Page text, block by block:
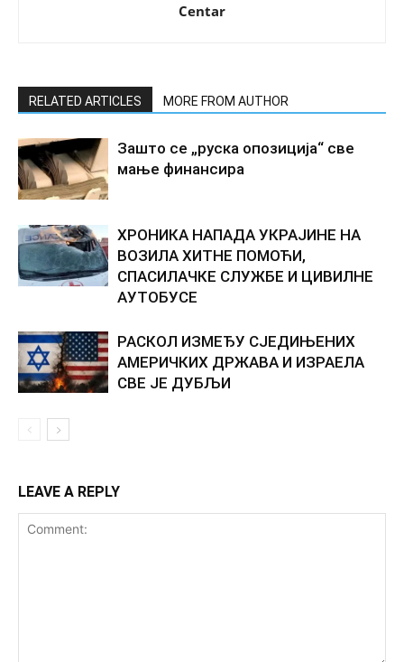
Centar
RELATED ARTICLES MORE FROM AUTHOR
Зашто се „руска опозиција“ све
мање финансира
ХРОНИКА НАПАДА УКРАЈИНЕ НА
ВОЗИЛА ХИТНЕ ПОМОЋИ,
СПАСИЛАЧКЕ СЛУЖБЕ И ЦИВИЛНЕ
АУТОБУСЕ
РАСКОЛ ИЗМЕЂУ СЈЕДИЊЕНИХ
АМЕРИЧКИХ ДРЖАВА И ИЗРАЕЛА
СВЕ ЈЕ ДУБЉИ
LEAVE A REPLY